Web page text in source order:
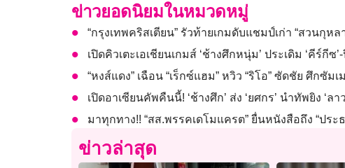
ข่าวยอดนิยมในหมวดหมู่
“กรุงเทพคริสเตียน” รัวท้ายเกมดับแชมป์เก่า “สวนกุ
เปิดคิวเตะเอเชียนเกมส์ ‘ช้างศึกหนุ่ม’ ประเดิม ‘คีร์กีซ
“หงส์แดง” เฉือน “เร็กซ์แฮม” หวิว “ริโอ” ซัดชัย ศึกซัม
เปิดอาเซียนคัพคืนนี้! ‘ช้างศึก’ ส่ง ‘ยศกร’ นำทัพยิง ‘ลาว
มาทุกทาง!! “สส.พรรคเดโมแครต” ยื่นหนังสือถึง “ปร
ข่าวล่าสุด